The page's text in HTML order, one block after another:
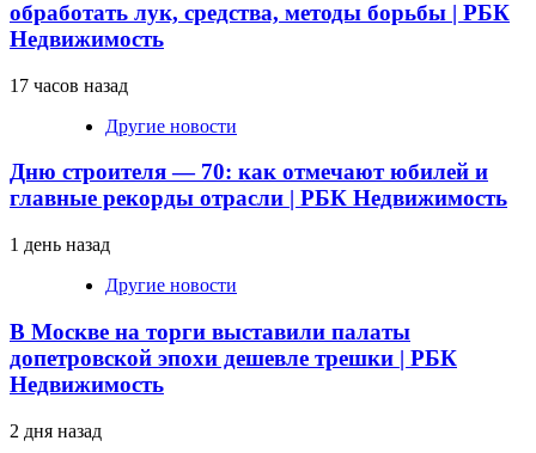
обработать лук, средства, методы борьбы | РБК
Недвижимость
17 часов назад
Другие новости
Дню строителя — 70: как отмечают юбилей и
главные рекорды отрасли | РБК Недвижимость
1 день назад
Другие новости
В Москве на торги выставили палаты
допетровской эпохи дешевле трешки | РБК
Недвижимость
2 дня назад